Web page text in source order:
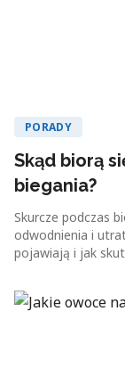
PORADY
Skąd biorą
biegania?
Skurcze podczas
odwodnienia i
pojawiają i jak